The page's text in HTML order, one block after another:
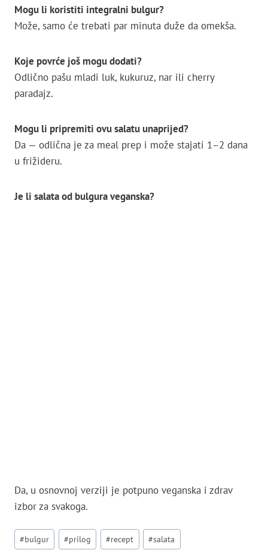
Mogu li koristiti integralni bulgur?
Može, samo će trebati par minuta duže da omekša.
Koje povrće još mogu dodati?
Odlično pašu mladi luk, kukuruz, nar ili cherry
paradajz.
Mogu li pripremiti ovu salatu unaprijed?
Da — odlična je za meal prep i može stajati 1–2 dana
u frižideru.
Je li salata od bulgura veganska?
Da, u osnovnoj verziji je potpuno veganska i zdrav
izbor za svakoga.
Post
Tags:
#bulgur #prilog #recept #salata